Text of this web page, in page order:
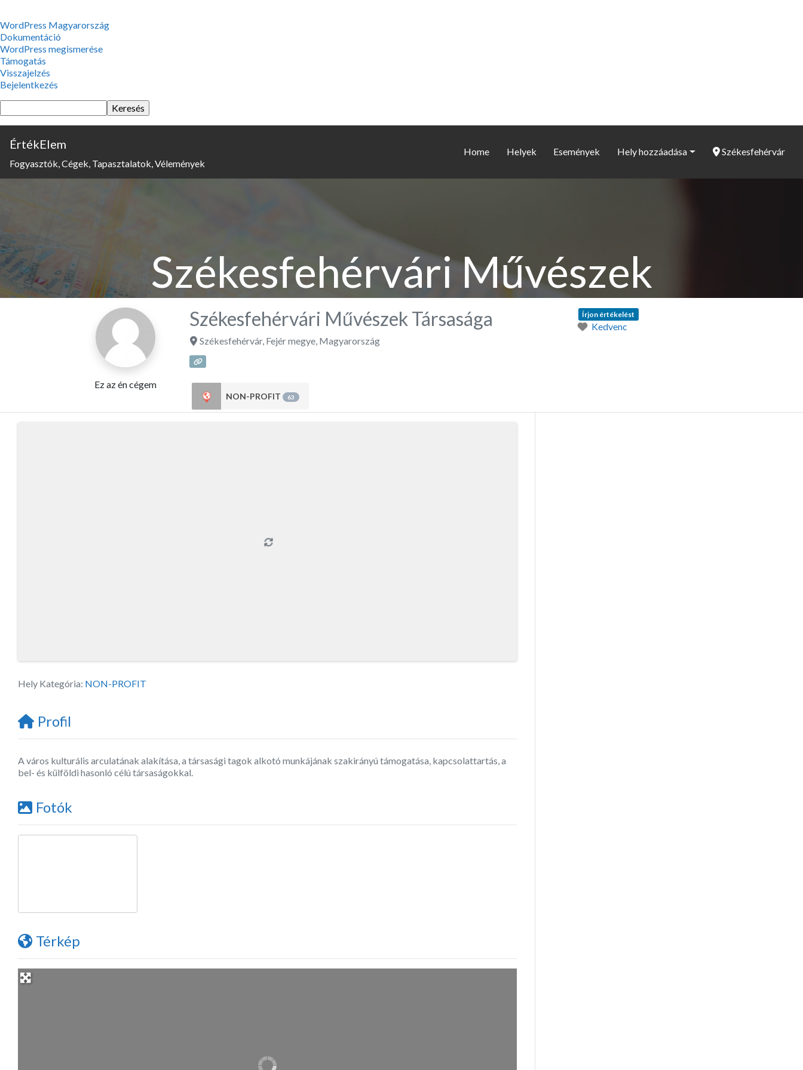
WordPress,
a
csodás
WordPress Magyarország
Dokumentáció
WordPress megismerése
Támogatás
Visszajelzés
Bejelentkezés
Keresés
ÉrtékElem
Fogyasztók, Cégek, Tapasztalatok, Vélemények
Home Helyek Események Hely hozzáadása Székesfehérvár
Székesfehérvári Művészek
Társasága
Ez az én cégem
Székesfehérvári Művészek Társasága
Székesfehérvár, Fejér megye, Magyarország
NON-PROFIT 63
Írjon értékelést
Kedvenc
Hely Kategória: NON-PROFIT
Profil
A város kulturális arculatának alakítása, a társasági tagok alkotó munkájának szakirányú támogatása, kapcsolattartás, a
bel- és külföldi hasonló célú társaságokkal.
Fotók
Térkép